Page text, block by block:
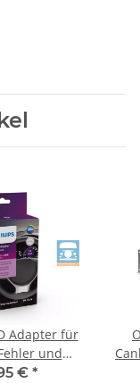
Adapter für
und
Canceler
€ *